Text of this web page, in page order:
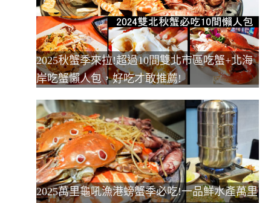
2025秋蟹季來拉!超過10間雙北市區吃蟹+北海
岸吃蟹懶人包，好吃才敢推薦!
2025萬里龜吼漁港螃蟹季必吃!一品鮮水產萬里